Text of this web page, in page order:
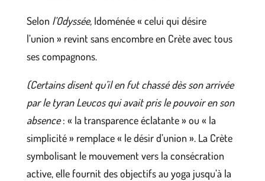
Selon l’Odyssée,Idoménée « celui qui désire
l’union » revint sans encombre en Crète avec tous
ses compagnons.
(Certains disent qu’il en fut chassé dès son arrivée
par le tyran Leucos qui avait pris le pouvoir en son
absence: « la transparence éclatante » ou « la
simplicité » remplace « le désir d’union ». La Crète
symbolisant le mouvement vers la consécration
active, elle fournit des objectifs au yoga jusqu’à la